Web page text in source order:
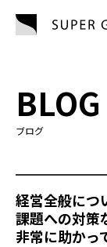
BLOG
ブログ
経営全般につ
課題への対策
非常に助かっ